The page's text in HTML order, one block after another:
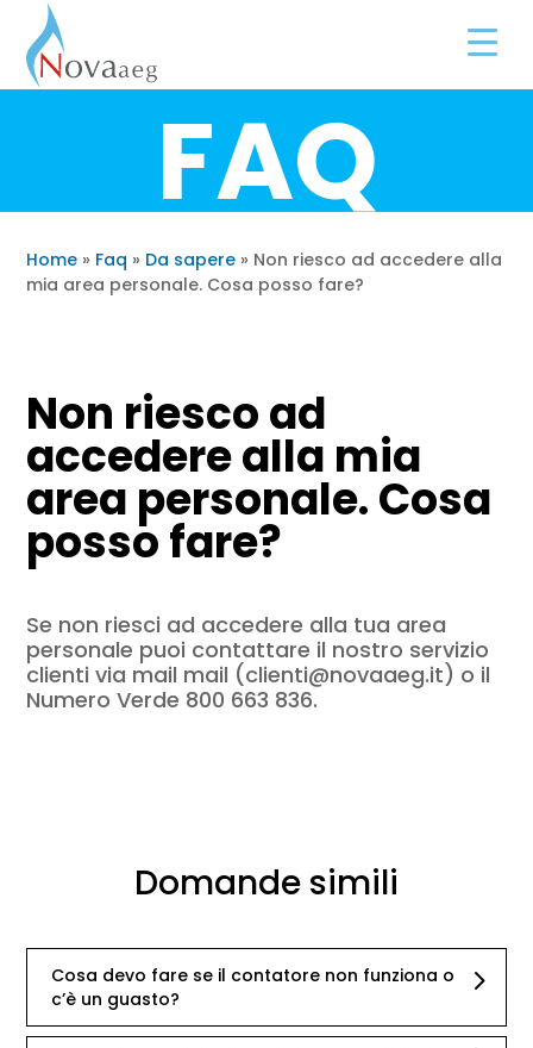
FAQ
Home » Faq » Da sapere » Non riesco ad accedere alla
mia area personale. Cosa posso fare?
Non riesco ad
accedere alla mia
area personale. Cosa
posso fare?
Se non riesci ad accedere alla tua area
personale puoi contattare il nostro servizio
clienti via mail mail (clienti@novaaeg.it) o il
Numero Verde 800 663 836.
Domande simili
Cosa devo fare se il contatore non funziona o
c’è un guasto?